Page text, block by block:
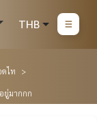
THB
ไท
ยู่มากกก